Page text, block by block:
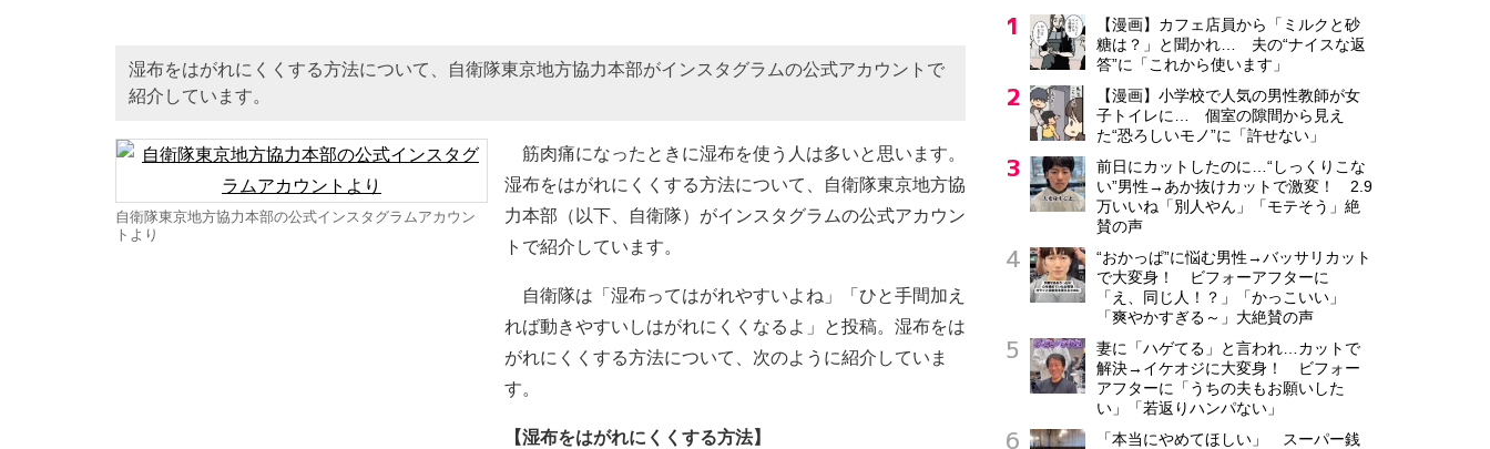
湿布をはがれにくくする方法について、自衛隊東京地方協力本部がインスタグラムの公式アカウントで
紹介しています。
自衛隊東京地方協力本部の公式インスタグラムアカウン
トより
筋肉痛になったときに湿布を使う人は多いと思います。
湿布をはがれにくくする方法について、自衛隊東京地方協
力本部（以下、自衛隊）がインスタグラムの公式アカウン
トで紹介しています。
自衛隊は「湿布ってはがれやすいよね」「ひと手間加え
れば動きやすいしはがれにくくなるよ」と投稿。湿布をは
がれにくくする方法について、次のように紹介していま
す。
【湿布をはがれにくくする方法】
【漫画】カフェ店員から「ミルクと砂
糖は？」と聞かれ… 夫の“ナイスな返
答”に「これから使います」
【漫画】小学校で人気の男性教師が女
子トイレに… 個室の隙間から見え
た“恐ろしいモノ”に「許せない」
前日にカットしたのに…“しっくりこな
い”男性→あか抜けカットで激変！ 2.9
万いいね「別人やん」「モテそう」絶
賛の声
“おかっぱ”に悩む男性→バッサリカット
で大変身！ ビフォーアフターに
「え、同じ人！？」「かっこいい」
「爽やかすぎる～」大絶賛の声
妻に「ハゲてる」と言われ…カットで
解決→イケオジに大変身！ ビフォー
アフターに「うちの夫もお願いした
い」「若返りハンパない」
「本当にやめてほしい」 スーパー銭